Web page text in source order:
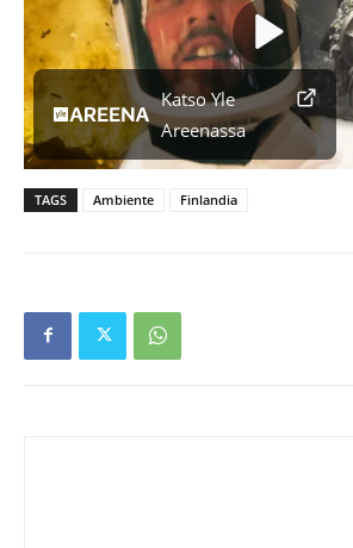
Katso Yle
Areenassa
TAGS Ambiente Finlandia